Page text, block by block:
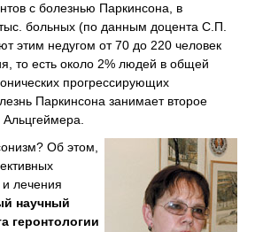
с болезнью Паркинсона, в
больных (по данным доцента С.П.
этим недугом от 70 до 220 человек
то есть около 2% людей в общей
прогрессирующих
Паркинсона занимает второе
Об этом,
и лечения
научный
геронтологии